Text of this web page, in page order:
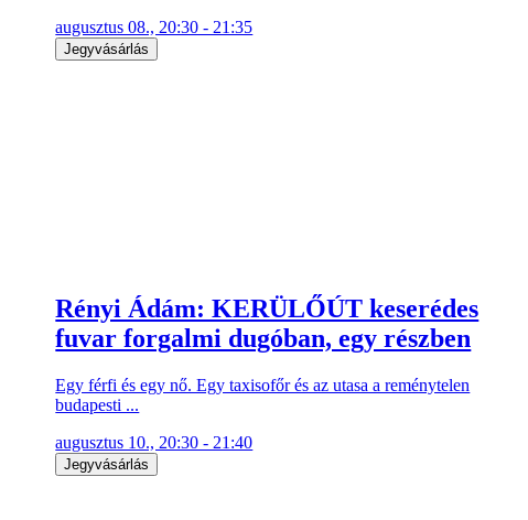
augusztus 08., 20:30 - 21:35
Jegyvásárlás
Rényi Ádám: KERÜLŐÚT keserédes
fuvar forgalmi dugóban, egy részben
Egy férfi és egy nő. Egy taxisofőr és az utasa a reménytelen
budapesti ...
augusztus 10., 20:30 - 21:40
Jegyvásárlás